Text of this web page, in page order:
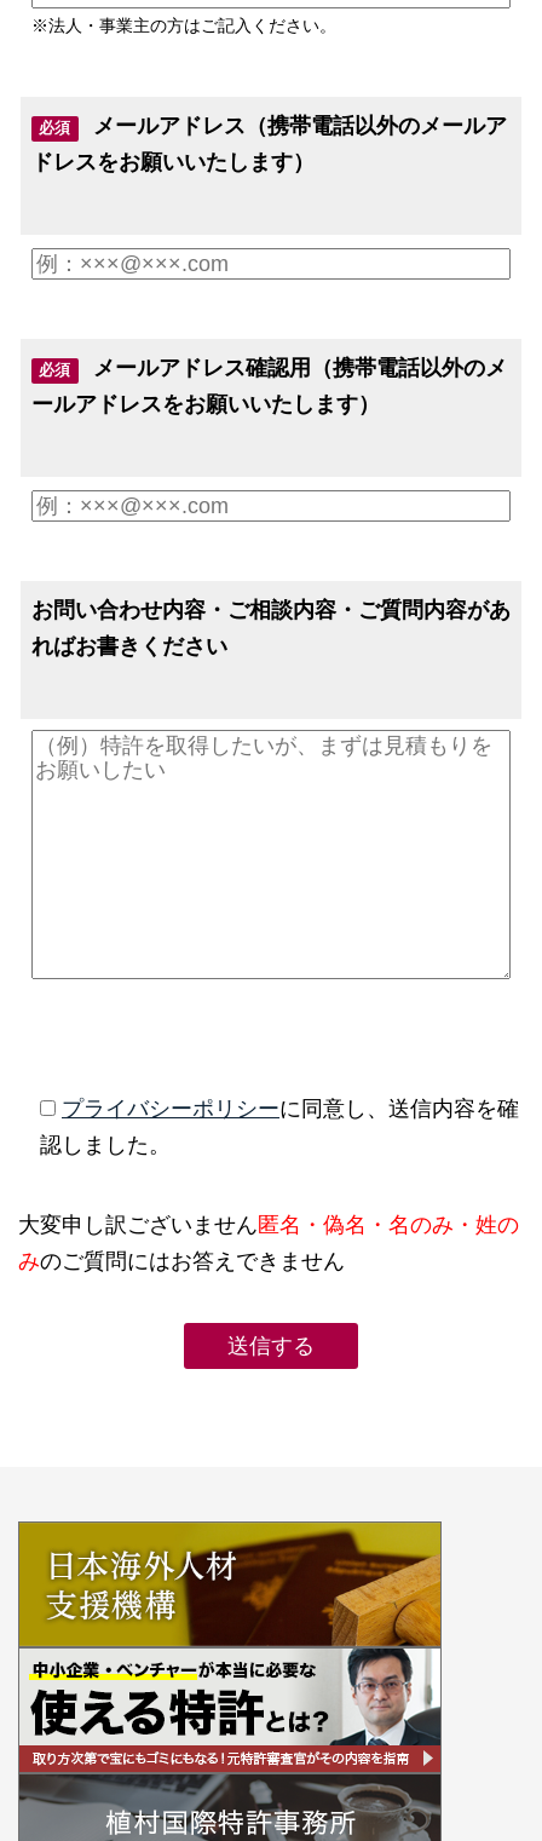
※法人・事業主の方はご記入ください。
必須
メールアドレス（携帯電話以外のメールア
ドレスをお願いいたします）
必須
メールアドレス確認用（携帯電話以外のメ
ールアドレスをお願いいたします）
お問い合わせ内容・ご相談内容・ご質問内容があ
ればお書きください
プライバシーポリシーに同意し、送信内容を確
認しました。
大変申し訳ございません匿名・偽名・名のみ・姓の
みのご質問にはお答えできません